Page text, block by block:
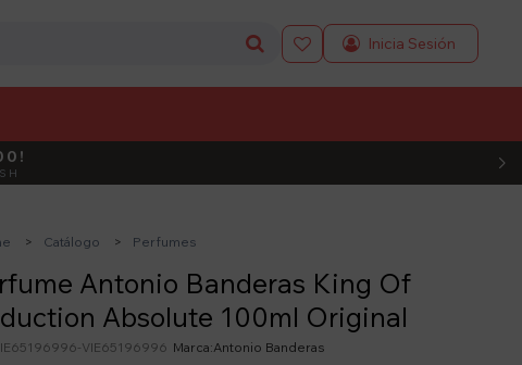

EL CÓDIGO
Catálogo Perfumes
Antonio Banderas King Of
Absolute 100ml Original
VIE65196996 Antonio Banderas